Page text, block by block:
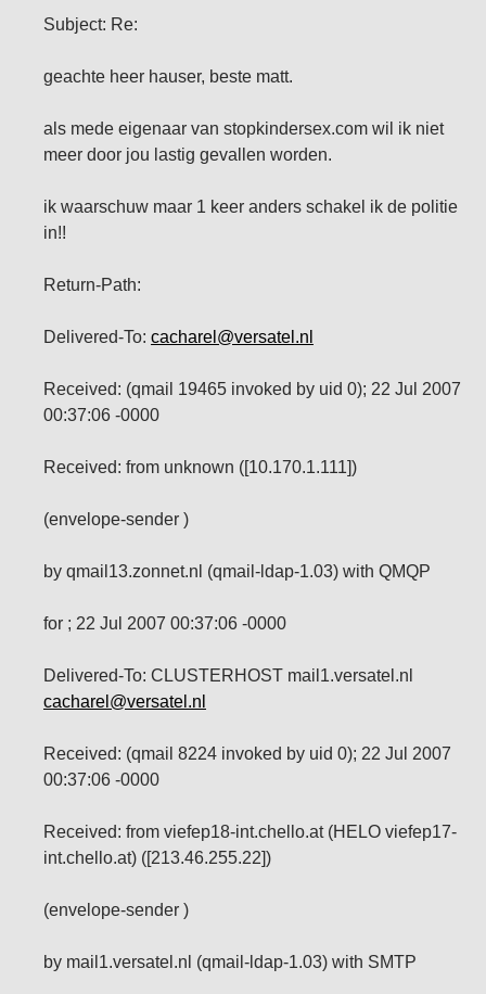
Subject: Re:
geachte heer hauser, beste matt.
als mede eigenaar van stopkindersex.com wil ik niet
meer door jou lastig gevallen worden.
ik waarschuw maar 1 keer anders schakel ik de politie
in!!
Return-Path:
Delivered-To: cacharel@versatel.nl
Received: (qmail 19465 invoked by uid 0); 22 Jul 2007
00:37:06 -0000
Received: from unknown ([10.170.1.111])
(envelope-sender )
by qmail13.zonnet.nl (qmail-ldap-1.03) with QMQP
for ; 22 Jul 2007 00:37:06 -0000
Delivered-To: CLUSTERHOST mail1.versatel.nl
cacharel@versatel.nl
Received: (qmail 8224 invoked by uid 0); 22 Jul 2007
00:37:06 -0000
Received: from viefep18-int.chello.at (HELO viefep17-
int.chello.at) ([213.46.255.22])
(envelope-sender )
by mail1.versatel.nl (qmail-ldap-1.03) with SMTP